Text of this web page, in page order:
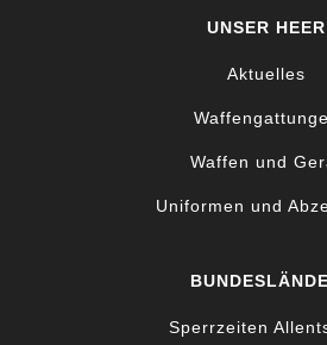
UNSER HEER
Aktuelles
Waffen und
Uniformen und
Sperrzeiten